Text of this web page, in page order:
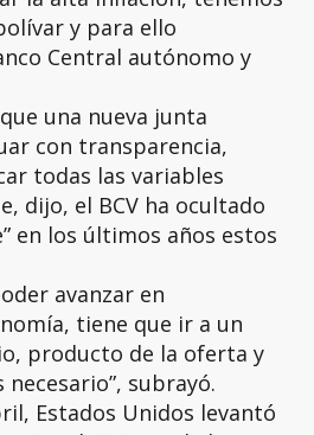
y para ello
Central autónomo y
una nueva junta
con transparencia,
todas las variables
dijo, el BCV ha ocultado
en los últimos años estos
avanzar en
tiene que ir a un
producto de la oferta y
necesario”, subrayó.
Estados Unidos levantó